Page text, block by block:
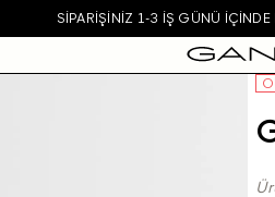
SIPARIŞINIZ 1-3 IŞ GÜNÜ IÇINDE